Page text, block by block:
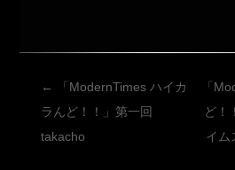
投
稿
ナ
←
「ModernTimes ハイカ
ラんど！！」第一回
takacho
「
ど！
イム